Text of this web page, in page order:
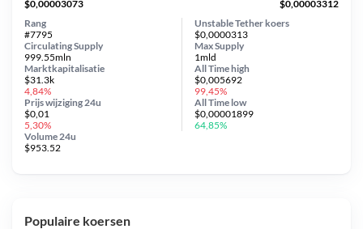
$0,00003073
$0,00003312
Unstable Tether koers
$0,0000313
Circulating Supply
999.55mln
Prijs wijziging 24u
$0,01
5,30%
Max Supply
1mld
Marktkapitalisatie
$31.3k
4,84%
Volume 24u
$953.52
Rang
#7795
All Timehigh
$0,005692
99,45%
All Time low
$0,00001899
64,85%
Populaire koersen